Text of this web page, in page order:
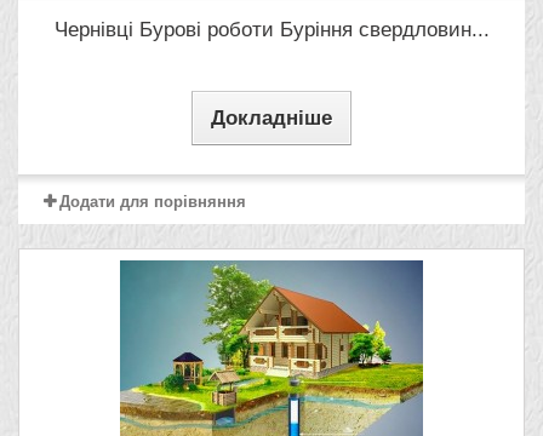
Чернівці Бурові роботи Буріння свердловин...
Докладніше
Додати для порівняння